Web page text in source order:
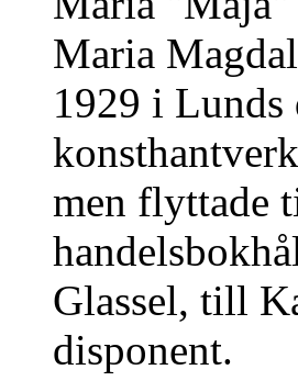
Maria
1929 i Lunds
men flyttade
Glassel, till
disponent.